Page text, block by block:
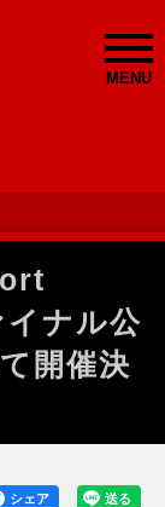
MENU
ナル公
開催決
送る
シェア